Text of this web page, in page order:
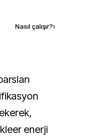
Nasıl çalışır?›
enerji